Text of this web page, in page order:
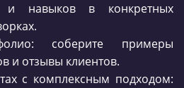
и навыков в конкретных
соберите примеры
и отзывы клиентов.
с комплексным подходом: